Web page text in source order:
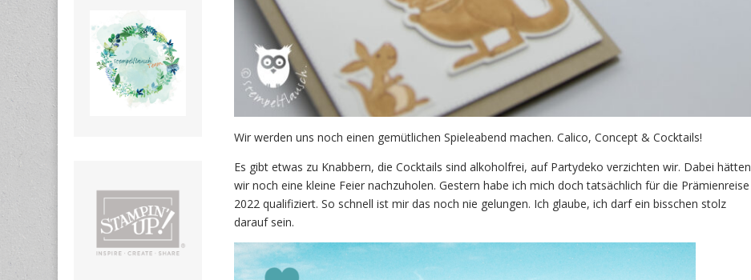
Wir werden uns noch einen gemütlichen Spieleabend machen. Calico, Concept & Cocktails!
Es gibt etwas zu Knabbern, die Cocktails sind alkoholfrei, auf Partydeko verzichten wir. Dabei hätten
wir noch eine kleine Feier nachzuholen. Gestern habe ich mich doch tatsächlich für die Prämienreise
2022 qualifiziert. So schnell ist mir das noch nie gelungen. Ich glaube, ich darf ein bisschen stolz
darauf sein.